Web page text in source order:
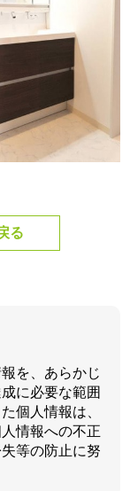
る
を、あらかじ
に必要な範囲
個人情報は、
情報への不正
等の防止に努